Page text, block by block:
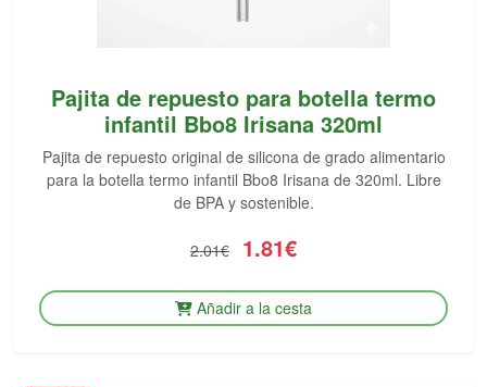
Pajita de repuesto para botella termo
infantil Bbo8 Irisana 320ml
Pajita de repuesto original de silicona de grado alimentario
para la botella termo infantil Bbo8 Irisana de 320ml. Libre
de BPA y sostenible.
2.01€ 1.81€
Añadir a la cesta